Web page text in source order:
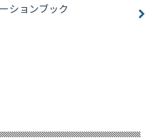
ションブック